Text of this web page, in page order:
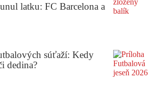
latku: FC Barcelona a
súťaží: Kedy
dedina?